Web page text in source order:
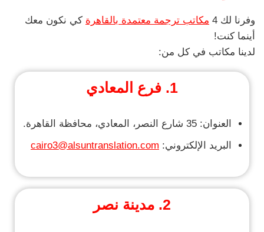
وفرنا لك 4 مكاتب ترجمة معتمدة بالقاهرة كي نكون معك
أينما كنت!
لدينا مكاتب في كل من:
1. فرع المعادي
العنوان: 35 شارع النصر، المعادي، محافظة القاهرة.
البريد الإلكتروني: cairo3@alsuntranslation.com
2. مدينة نصر